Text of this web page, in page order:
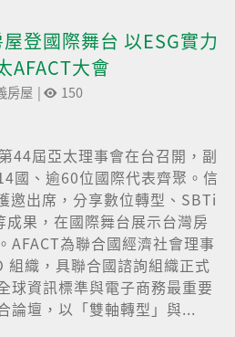
登國際舞台 以ESG實力
AFACT大會
房屋 | 150
44屆亞太理事會在台召開，副
國、逾60位國際代表齊聚。信
邀出席，分享數位轉型、SBTi
果，在國際舞台展示台灣房
AFACT為聯合國經濟社會理事
組織，具聯合國諮詢組織正式
球資訊標準與電子商務最重要
論壇，以「雙軸轉型」與...